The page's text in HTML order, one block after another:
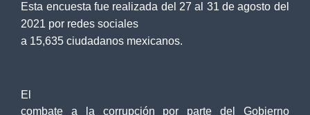
Esta encuesta fue realizada del 27 al 31 de agosto del
2021 por redes sociales
a 15,635 ciudadanos mexicanos.
El
combate a la corrupción por parte del Gobierno